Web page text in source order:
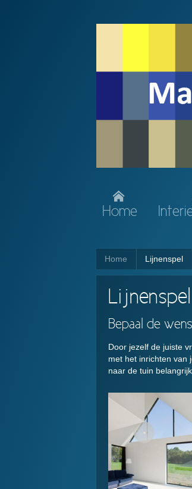
Home
Home Lijnenspel
Lijnenspel
Bepaal de
Door jezelf de juiste
met het inrichten van
naar de tuin